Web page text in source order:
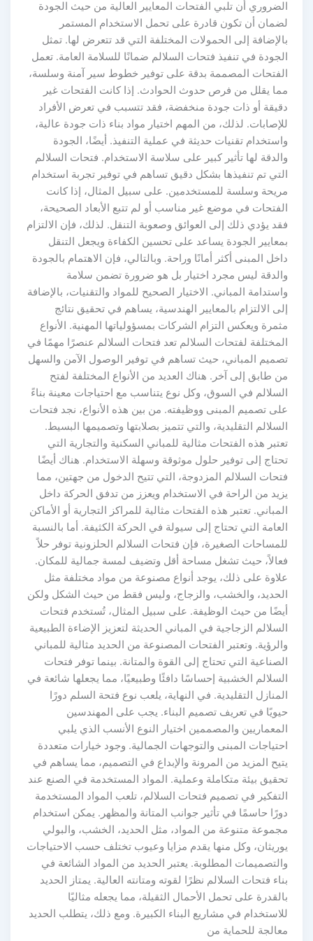
أن تلبي الفتحات المعايير العالية من حيث الجودة
أن تكون قادرة على تحمل الاستخدام المستمر
إلى الحمولات المختلفة التي قد تتعرض لها. تمثل
في تنفيذ فتحات السلالم ضمانًا للسلامة العامة. تعمل
المصممة بدقة على توفير خطوط سير آمنة وسلسة،
يقلل من فرص حدوث الحوادث. إذا كانت الفتحات غير
أو ذات جودة منخفضة، فقد تتسبب في تعرض الأفراد
لذلك، من المهم اختيار مواد بناء ذات جودة عالية،
تقنيات حديثة في عملية التنفيذ. أيضًا، الجودة
لها تأثير كبير على سلاسة الاستخدام. فتحات السلالم
تم تنفيذها بشكل دقيق تساهم في توفير تجربة استخدام
وسلسة للمستخدمين. على سبيل المثال، إذا كانت
في موضع غير مناسب أو لم تتبع الأبعاد الصحيحة،
يؤدي ذلك إلى العوائق وصعوبة التنقل. لذلك، فإن الالتزام
الجودة يساعد على تحسين الكفاءة ويجعل التنقل
المبنى أكثر أمانًا وراحة. وبالتالي، فإن الاهتمام بالجودة
ليس مجرد اختيار بل هو ضرورة تضمن سلامة
المباني. الاختيار الصحيح للمواد والتقنيات، بالإضافة
الالتزام بالمعايير الهندسية، يساهم في تحقيق نتائج
ويعكس التزام الشركات بمسؤولياتها المهنية. الأنواع
لفتحات السلالم تعد فتحات السلالم عنصرًا مهمًا في
المباني، حيث تساهم في توفير الوصول الآمن والسهل
طابق إلى آخر. هناك العديد من الأنواع المختلفة لفتح
في السوق، وكل نوع يتناسب مع احتياجات معينة بناءً
تصميم المبنى ووظيفته. من بين هذه الأنواع، نجد فتحات
التقليدية، والتي تتميز بصلابتها وتصميمها البسيط.
هذه الفتحات مثالية للمباني السكنية والتجارية التي
إلى توفير حلول موثوقة وسهلة الاستخدام. هناك أيضًا
السلالم المزدوجة، التي تتيح الدخول من جهتين، مما
من الراحة في الاستخدام ويعزز من تدفق الحركة داخل
تعتبر هذه الفتحات مثالية للمراكز التجارية أو الأماكن
التي تحتاج إلى سيولة في الحركة الكثيفة. أما بالنسبة
الصغيرة، فإن فتحات السلالم الحلزونية توفر حلاً
حيث تشغل مساحة أقل وتضيف لمسة جمالية للمكان.
على ذلك، يوجد أنواع مصنوعة من مواد مختلفة مثل
والخشب، والزجاج، وليس فقط من حيث الشكل ولكن
من حيث الوظيفة. على سبيل المثال، تُستخدم فتحات
الزجاجية في المباني الحديثة لتعزيز الإضاءة الطبيعية
وتعتبر الفتحات المصنوعة من الحديد مثالية للمباني
التي تحتاج إلى القوة والمتانة. بينما توفر فتحات
الخشبية إحساسًا دافئًا وطبيعيًا، مما يجعلها شائعة في
التقليدية. في النهاية، يلعب نوع فتحة السلم دورًا
في تعريف تصميم البناء. يجب على المهندسين
والمصممين اختيار النوع الأنسب الذي يلبي
المبنى والتوجهات الجمالية. وجود خيارات متعددة
المزيد من المرونة والإبداع في التصميم، مما يساهم في
بيئة متكاملة وعملية. المواد المستخدمة في الصنع عند
في تصميم فتحات السلالم، تلعب المواد المستخدمة
حاسمًا في تأثير جوانب المتانة والمظهر. يمكن استخدام
متنوعة من المواد، مثل الحديد، الخشب، والبولي
وكل منها يقدم مزايا وعيوب تختلف حسب الاحتياجات
المطلوبة. يعتبر الحديد من المواد الشائعة في
فتحات السلالم نظرًا لقوته ومتانته العالية. يمتاز الحديد
على تحمل الأحمال الثقيلة، مما يجعله مثاليًا
في مشاريع البناء الكبيرة. ومع ذلك، يتطلب الحديد
للحماية من